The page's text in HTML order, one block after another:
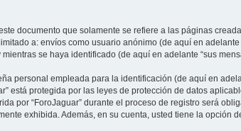
documento que solamente se refiere a las páginas
a: envíos como usuario anónimo (de aquí en adelante
se haya identificado (de aquí en adelante “sus
personal empleada para la identificación (de aquí en
está protegida por las leyes de protección de datos
por “ForoJaguar” durante el proceso de registro será
exhibida. Además, en su cuenta, usted tiene la opción